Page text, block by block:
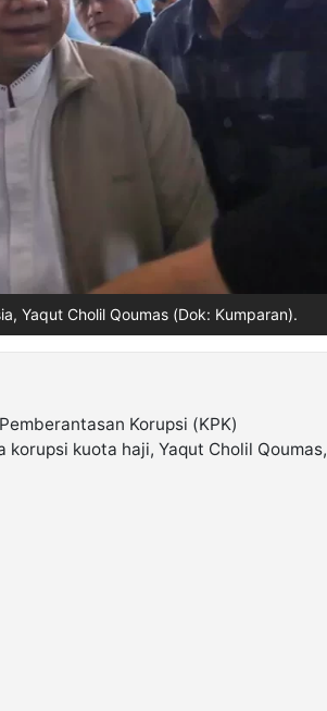
Yaqut Cholil Qoumas (Dok: Kumparan).
Korupsi (KPK)
kuota haji, Yaqut Cholil Qoumas,